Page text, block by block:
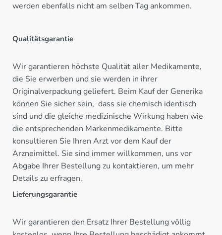
werden ebenfalls nicht am selben Tag ankommen.
Qualitätsgarantie
Wir garantieren höchste Qualität aller Medikamente,
die Sie erwerben und sie werden in ihrer
Originalverpackung geliefert. Beim Kauf der Generika
können Sie sicher sein, dass sie chemisch identisch
sind und die gleiche medizinische Wirkung haben wie
die entsprechenden Markenmedikamente. Bitte
konsultieren Sie Ihren Arzt vor dem Kauf der
Arzneimittel. Sie sind immer willkommen, uns vor
Abgabe Ihrer Bestellung zu kontaktieren, um mehr
Details zu erfragen.
Lieferungsgarantie
Wir garantieren den Ersatz Ihrer Bestellung völlig